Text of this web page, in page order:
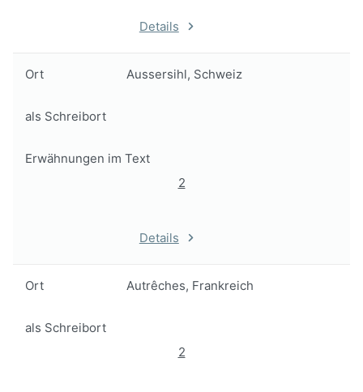
Details
Ort Aussersihl, Schweiz
als Schreibort
Erwähnungen im Text
2
Details
Ort Autrêches, Frankreich
als Schreibort
2